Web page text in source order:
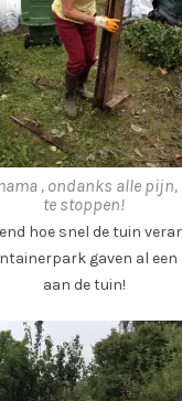
, ondanks alle pijn,
te stoppen!
hoe snel de tuin
gaven al
aan de tuin!